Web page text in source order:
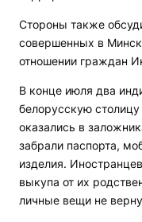
Стороны также
совершенных в
отношении граждан
В конце июля два
белорусскую
оказались в
забрали паспорта,
изделия.
выкупа от их
личные вещи не